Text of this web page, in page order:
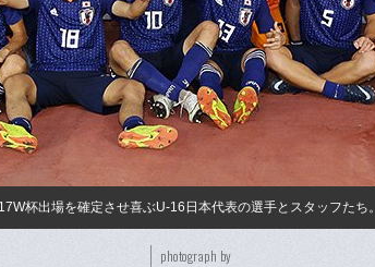
杯出場を確定させ喜ぶU-16日本代表の選手とスタッフたち。
photograph by